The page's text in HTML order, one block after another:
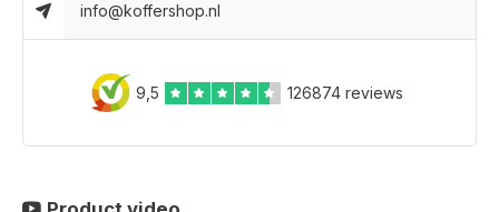
info@koffershop.nl
9,5 126874 reviews